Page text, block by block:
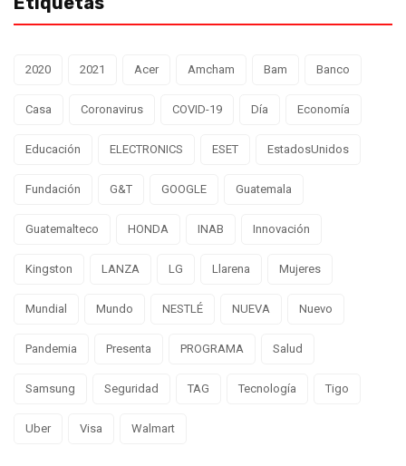
2020 2021 Acer Amcham Bam Banco
Casa Coronavirus COVID-19 Día Economía
Educación ELECTRONICS ESET EstadosUnidos
Fundación G&T GOOGLE Guatemala
Guatemalteco HONDA INAB Innovación
Kingston LANZA LG Llarena Mujeres
Mundial Mundo NESTLÉ NUEVA Nuevo
Pandemia Presenta PROGRAMA Salud
Samsung Seguridad TAG Tecnología Tigo
Uber Visa Walmart